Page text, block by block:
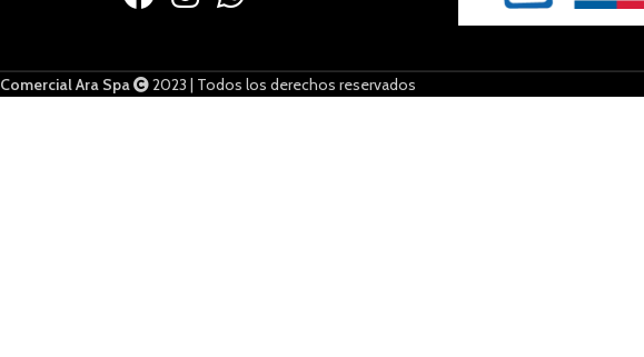
Comercial Ara Spa 2023 | Todos los derechos reservados